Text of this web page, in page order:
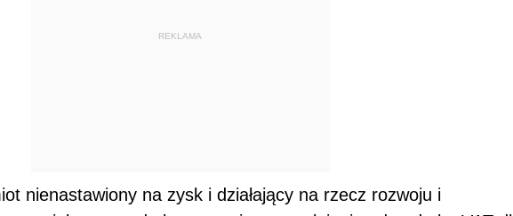
REKLAMA
nienastawiony na zysk i działający na rzecz rozwoju i